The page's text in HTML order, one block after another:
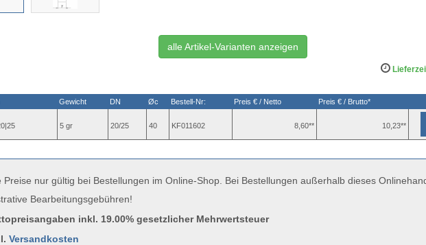
alle Artikel-Varianten anzeigen
Gewicht DN Øc Bestell-Nr: Preis € / Netto Preis € / Brutto*
5 gr 20/25 40 KF011602 8,60** 10,23**
Preise nur gültig bei Bestellungen im Online-Shop. Bei Bestellungen außerhalb dieses
Bearbeitungsgebühren!
inkl. 19.00% gesetzlicher Mehrwertsteuer
Versandkosten